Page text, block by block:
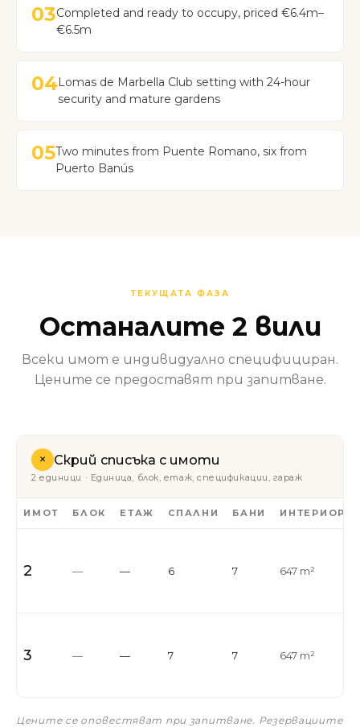
03Completed and ready to occupy, priced €6.4m–
€6.5m
04Lomas de Marbella Club setting with 24-hour
security and mature gardens
05Two minutes from Puente Romano, six from
Puerto Banús
ТЕКУЩАТА ФАЗА
Останалите 2 вили
Всеки имот е индивидуално специфициран.
Цените се предоставят при запитване.
+Скрий списъка с имоти
2 единици · Единица, блок, етаж, спецификации, гараж
ИМОТ БЛОК ЕТАЖ СПАЛНИ БАНИ ИНТЕРИОР
2 — — 6 7 647 m²
3 — — 7 7 647 m²
Цените се оповестяват при запитване. Резервациите